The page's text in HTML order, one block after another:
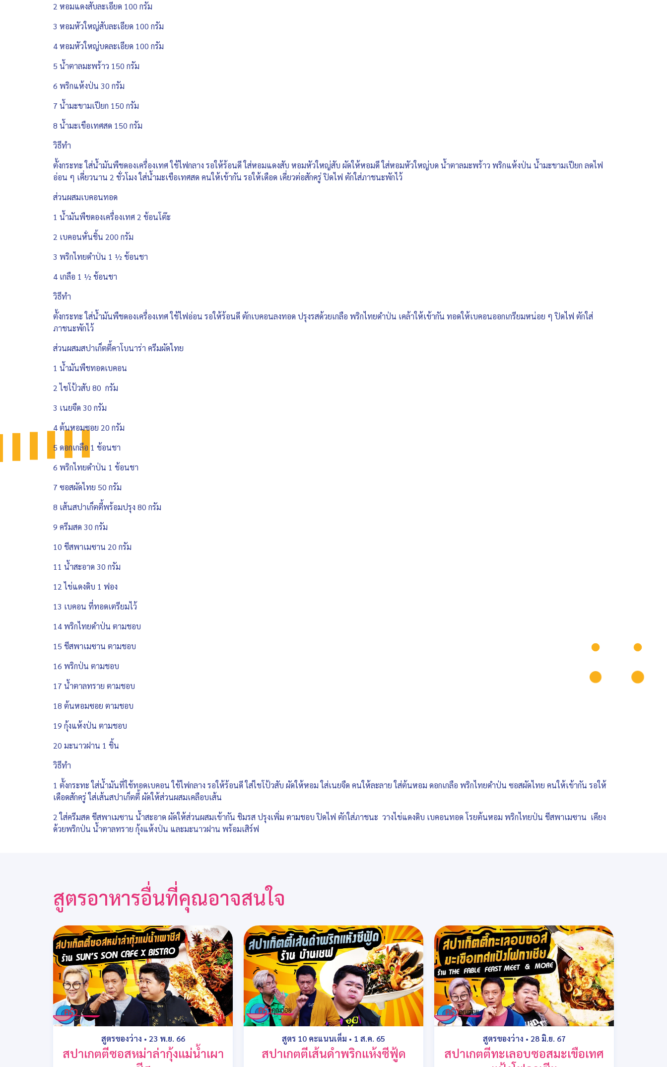
2 หอมแดงสับละเอียด 100 กรัม
3 หอมหัวใหญ่สับละเอียด 100 กรัม
4 หอมหัวใหญ่บดละเอียด 100 กรัม
5 น้ำตาลมะพร้าว 150 กรัม
6 พริกแห้งป่น 30 กรัม
7 น้ำมะขามเปียก 150 กรัม
8 น้ำมะเขือเทศสด 150 กรัม
วิธีทำ
ตั้งกระทะ ใส่น้ำมันพืชดองเครื่องเทศ ใช้ไฟกลาง รอให้ร้อนดี ใส่หอมแดงสับ หอมหัวใหญ่สับ ผัดให้หอมดี ใส่หอมหัวใหญ่บด น้ำตาลมะพร้าว พริกแห้งป่น น้ำมะขามเปียก ลดไฟ
อ่อน ๆ เคี่ยวนาน 2 ชั่วโมง ใส่น้ำมะเขือเทศสด คนให้เข้ากัน รอให้เดือด เคี่ยวต่อสักครู่ ปิดไฟ ตักใส่ภาชนะพักไว้
ส่วนผสมเบคอนทอด
1 น้ำมันพืชดองเครื่องเทศ 2 ช้อนโต๊ะ
2 เบคอนหั่นชิ้น 200 กรัม
3 พริกไทยดำป่น 1 ½ ช้อนชา
4 เกลือ 1 ½ ช้อนชา
วิธีทำ
ตั้งกระทะ ใส่น้ำมันพืชดองเครื่องเทศ ใช้ไฟอ่อน รอให้ร้อนดี ตักเบคอนลงทอด ปรุงรสด้วยเกลือ พริกไทยดำป่น เคล้าให้เข้ากัน ทอดให้เบคอนออกเกรียมหน่อย ๆ ปิดไฟ ตักใส่
ภาชนะพักไว้
ส่วนผสมสปาเก็ตตี้คาโบนาร่า ครีมผัดไทย
1 น้ำมันพืชทอดเบคอน
2 ไชโป้วสับ 80 กรัม
3 เนยจืด 30 กรัม
4 ต้นหอมซอย 20 กรัม
5 ดอกเกลือ 1 ช้อนชา
6 พริกไทยดำป่น 1 ช้อนชา
7 ซอสผัดไทย 50 กรัม
8 เส้นสปาเก็ตตี้พร้อมปรุง 80 กรัม
9 ครีมสด 30 กรัม
10 ชีสพาเมซาน 20 กรัม
11 น้ำสะอาด 30 กรัม
12 ไข่แดงดิบ 1 ฟอง
13 เบคอน ที่ทอดเตรียมไว้
14 พริกไทยดำป่น ตามชอบ
15 ชีสพาเมซาน ตามชอบ
16 พริกป่น ตามชอบ
17 น้ำตาลทราย ตามชอบ
18 ต้นหอมซอย ตามชอบ
19 กุ้งแห้งป่น ตามชอบ
20 มะนาวฝาน 1 ชิ้น
วิธีทำ
1 ตั้งกระทะ ใส่น้ำมันที่ใช้ทอดเบคอน ใช้ไฟกลาง รอให้ร้อนดี ใส่ไชโป้วสับ ผัดให้หอม ใส่เนยจืด คนให้ละลาย ใส่ต้นหอม ดอกเกลือ พริกไทยดำป่น ซอสผัดไทย คนให้เข้ากัน รอให้
เดือดสักครู่ ใส่เส้นสปาเก็ตตี้ ผัดให้ส่วนผสมเคลือบเส้น
2 ใส่ครีมสด ชีสพาเมซาน น้ำสะอาด ผัดให้ส่วนผสมเข้ากัน ชิมรส ปรุงเพิ่ม ตามชอบ ปิดไฟ ตักใส่ภาชนะ วางไข่แดงดิบ เบคอนทอด โรยต้นหอม พริกไทยป่น ชีสพาเมซาน เคียง
ด้วยพริกป่น น้ำตาลทราย กุ้งแห้งป่น และมะนาวฝาน พร้อมเสิร์ฟ
สูตรอาหารอื่นที่คุณอาจสนใจ
สูตรของว่าง • 23 พ.ย. 66
สปาเกตตีซอสหม่าล่ากุ้งแม่น้ำเผา
สูตร 10 คะแนนเต็ม • 1 ส.ค. 65
สปาเกตตีเส้นดำพริกแห้งซีฟู้ด
สูตรของว่าง • 28 มิ.ย. 67
สปาเกตตีทะเลอบซอสมะเขือเทศ